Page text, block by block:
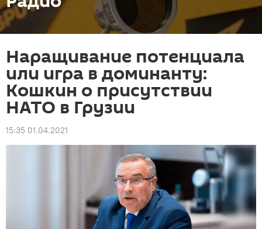
Наращивание потенциала
или игра в доминанту:
Кошкин о присутствии
НАТО в Грузии
15:35 01.04.2021